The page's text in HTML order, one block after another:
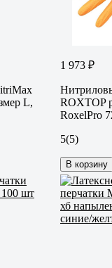
L,
1 973 ₽
ROXTOP
RoxelPro
5(5)
В корзину